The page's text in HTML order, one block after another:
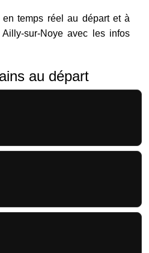
temps réel au départ et à
sur-Noye avec les infos
au départ